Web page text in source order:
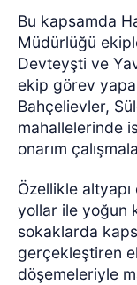
Bu kapsamda
Müdürlüğü
Devteyşti ve
ekip görev
Bahçelievler,
mahallelerinde
onarım
Özellikle altyapı
yollar ile yoğun
sokaklarda
gerçekleştiren
döşemeleriyle